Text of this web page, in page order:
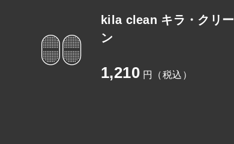
kila clean キラ・クリー
ン
1,210 円（税込）